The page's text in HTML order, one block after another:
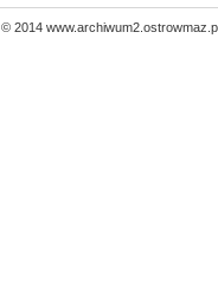
© 2014